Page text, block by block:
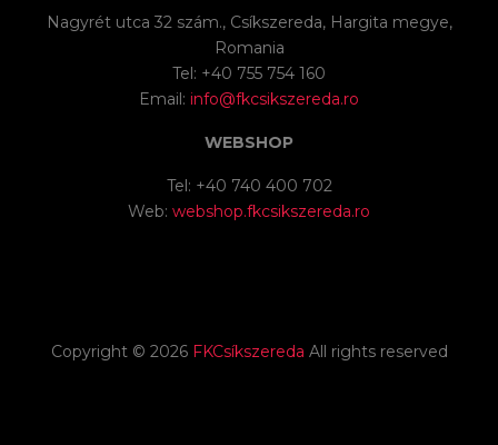
Nagyrét utca 32 szám., Csíkszereda, Hargita megye,
Romania
Tel: +40 755 754 160
Email: info@fkcsikszereda.ro
WEBSHOP
Tel: +40 740 400 702
Web: webshop.fkcsikszereda.ro
Copyright © 2026 FKCsíkszereda All rights reserved